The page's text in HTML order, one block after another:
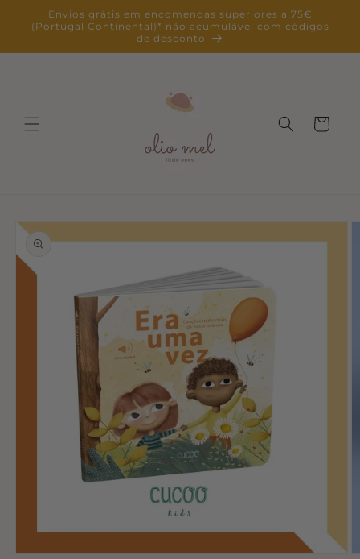
para o
conteúdo
Envios grátis em encomendas superiores a 75€
(Portugal Continental)* não acumulável com códigos
de desconto
Carrinho
a
informação
do produto